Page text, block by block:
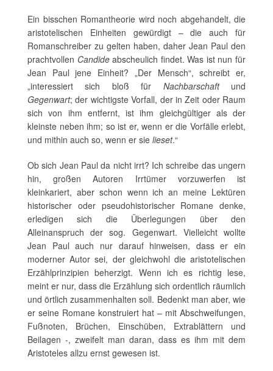
Ein bisschen Romantheorie wird noch abgehandelt, die
aristotelischen Einheiten gewürdigt – die auch für
Romanschreiber zu gelten haben, daher Jean Paul den
prachtvollen Candideabscheulich findet. Was ist nun für
Jean Paul jene Einheit? „Der Mensch“, schreibt er,
„interessiert sich bloß für Nachbarschaftund
Gegenwart; der wichtigste Vorfall, der in Zeit oder Raum
sich von ihm entfernt, ist ihm gleichgültiger als der
kleinste neben ihm; so ist er, wenn er die Vorfälle erlebt,
und mithin auch so, wenn er sie lieset.“
Ob sich Jean Paul da nicht irrt? Ich schreibe das ungern
hin, großen Autoren Irrtümer vorzuwerfen ist
kleinkariert, aber schon wenn ich an meine Lektüren
historischer oder pseudohistorischer Romane denke,
erledigen sich die Überlegungen über den
Alleinanspruch der sog. Gegenwart. Vielleicht wollte
Jean Paul auch nur darauf hinweisen, dass er ein
moderner Autor sei, der gleichwohl die aristotelischen
Erzählprinzipien beherzigt. Wenn ich es richtig lese,
meint er nur, dass die Erzählung sich ordentlich räumlich
und örtlich zusammenhalten soll. Bedenkt man aber, wie
er seine Romane konstruiert hat – mit Abschweifungen,
Fußnoten, Brüchen, Einschüben, Extrablättern und
Beilagen -, zweifelt man daran, dass es ihm mit dem
Aristoteles allzu ernst gewesen ist.